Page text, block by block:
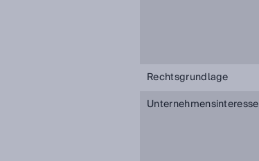
Rechtsgrundlage
Unternehmensinteresse